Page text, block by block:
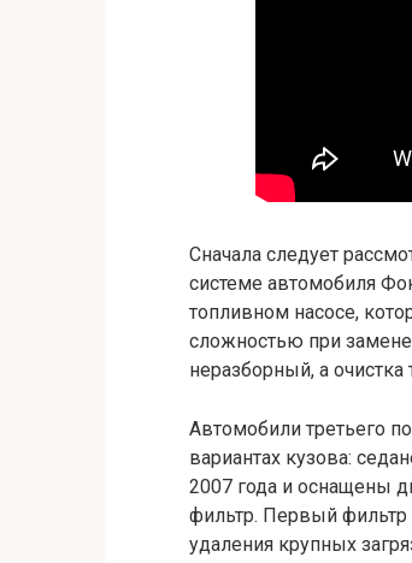
Сначала следует
системе автомобиля
топливном насосе,
сложностью при замене
неразборный, а
Автомобили третьего
вариантах кузова:
2007 года и оснащены
фильтр. Первый фильтр
удаления крупных